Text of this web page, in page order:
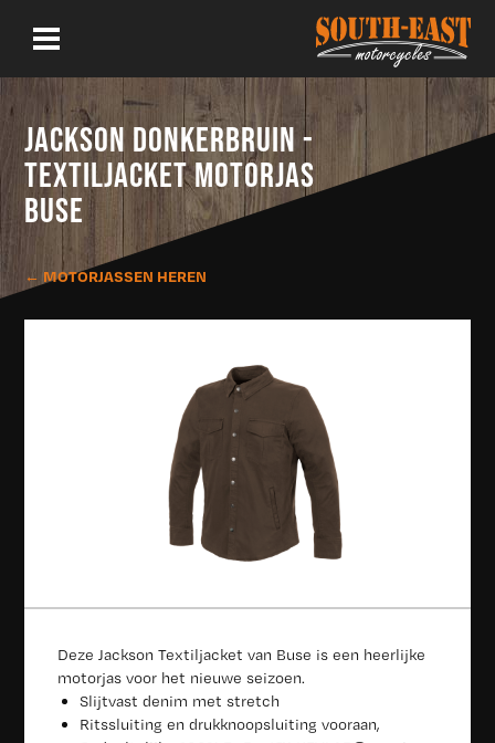
JACKSON DONKERBRUIN -
TEXTILJACKET MOTORJAS
BUSE
← MOTORJASSEN HEREN
Deze Jackson Textiljacket van Buse is een heerlijke
motorjas voor het nieuwe seizoen.
Slijtvast denim met stretch
Ritssluiting en drukknoopsluiting vooraan,